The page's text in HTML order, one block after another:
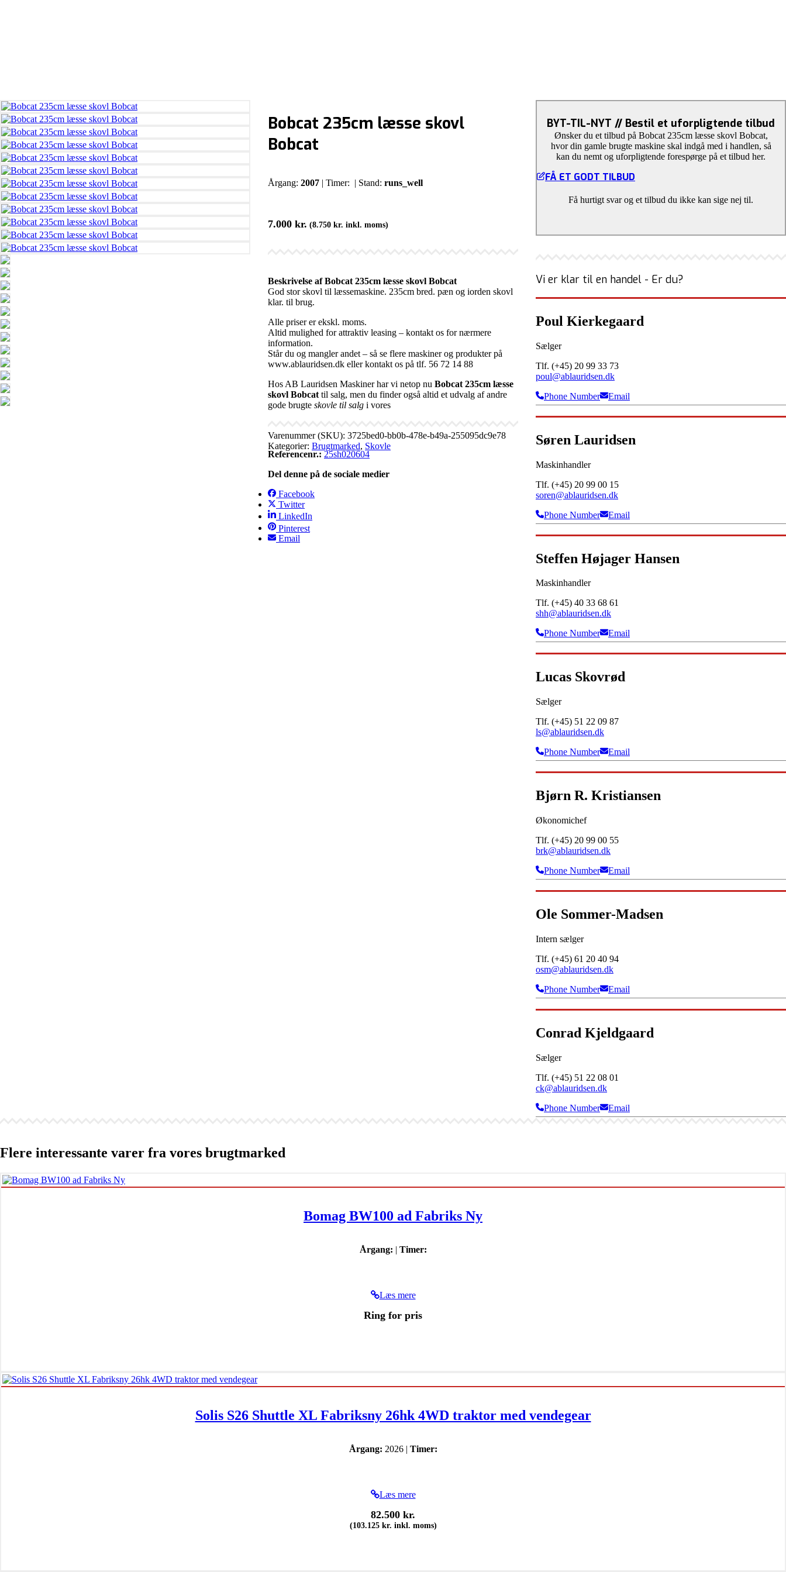
Bobcat 235cm læsse skovl
Bobcat
Årgang: 2007 | Timer: | Stand: runs_well
7.000 kr. (8.750 kr. inkl. moms)
Beskrivelse af Bobcat 235cm læsse skovl Bobcat
God stor skovl til læssemaskine. 235cm bred. pæn og iorden skovl
klar. til brug.
Alle priser er ekskl. moms.
Altid mulighed for attraktiv leasing – kontakt os for nærmere
information.
Står du og mangler andet – så se flere maskiner og produkter på
www.ablauridsen.dk eller kontakt os på tlf. 56 72 14 88
Hos AB Lauridsen Maskiner har vi netop nu Bobcat 235cm læsse
skovl Bobcat til salg, men du finder også altid et udvalg af andre
gode brugte skovle til salg i vores
Varenummer (SKU): 3725bed0-bb0b-478e-b49a-255095dc9e78
Kategorier: Brugtmarked, Skovle
Referencenr.: 25sh020604
Del denne på de sociale medier
Facebook
Twitter
LinkedIn
Pinterest
Email
BYT-TIL-NYT // Bestil et uforpligtende tilbud
Ønsker du et tilbud på Bobcat 235cm læsse skovl Bobcat,
hvor din gamle brugte maskine skal indgå med i handlen, så
kan du nemt og uforpligtende forespørge på et tilbud her.
FÅ ET GODT TILBUD
Få hurtigt svar og et tilbud du ikke kan sige nej til.
Vi er klar til en handel - Er du?
Poul Kierkegaard
Sælger
Tlf. (+45) 20 99 33 73
poul@ablauridsen.dk
Phone Number
Email
Søren Lauridsen
Maskinhandler
Tlf. (+45) 20 99 00 15
soren@ablauridsen.dk
Phone Number
Email
Steffen Højager Hansen
Maskinhandler
Tlf. (+45) 40 33 68 61
shh@ablauridsen.dk
Phone Number
Email
Lucas Skovrød
Sælger
Tlf. (+45) 51 22 09 87
ls@ablauridsen.dk
Phone Number
Email
Bjørn R. Kristiansen
Økonomichef
Tlf. (+45) 20 99 00 55
brk@ablauridsen.dk
Phone Number
Email
Ole Sommer-Madsen
Intern sælger
Tlf. (+45) 61 20 40 94
osm@ablauridsen.dk
Phone Number
Email
Conrad Kjeldgaard
Sælger
Tlf. (+45) 51 22 08 01
ck@ablauridsen.dk
Phone Number
Email
Flere interessante varer fra vores brugtmarked
Bomag BW100 ad Fabriks Ny
Årgang: | Timer:
Læs mere
Ring for pris
Solis S26 Shuttle XL Fabriksny 26hk 4WD traktor med vendegear
Årgang: 2026 | Timer:
Læs mere
82.500 kr.
(103.125 kr. inkl. moms)